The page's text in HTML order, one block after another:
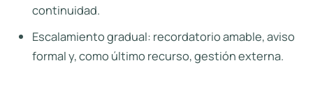
continuidad.
Escalamiento gradual: recordatorio amable, aviso
formal y, como último recurso, gestión externa.